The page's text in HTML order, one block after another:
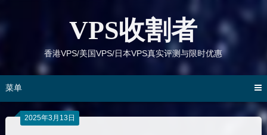
VPS收割者
香港VPS/美国VPS/日本VPS真实评测与限时优惠
菜单
2025年3月13日